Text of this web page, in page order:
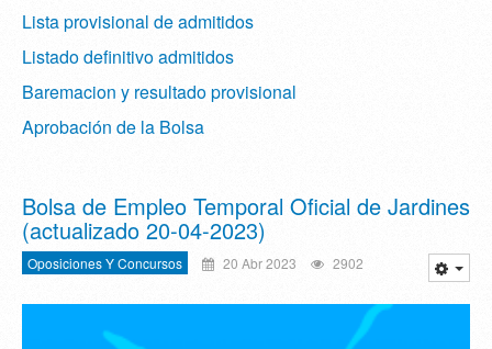
Lista provisional de admitidos
Listado definitivo admitidos
Baremacion y resultado provisional
Aprobación de la Bolsa
Bolsa de Empleo Temporal Oficial de Jardines
(actualizado 20-04-2023)
Oposiciones Y Concursos 20 Abr 2023 2902